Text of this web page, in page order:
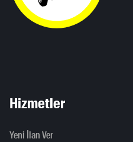
Hizmetler
Yeni İlan Ver